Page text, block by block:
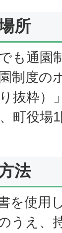
所
も通
制度の
抜粋）
町役場
法
を使用
うえ、